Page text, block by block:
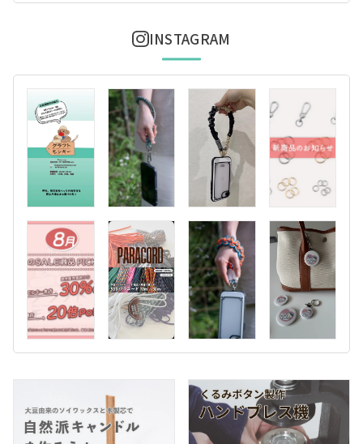
INSTAGRAM